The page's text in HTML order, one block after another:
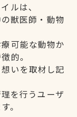
ルは、
獣医師・動物
可能な動物か
的。
いを取材し記
を行うユーザ
。